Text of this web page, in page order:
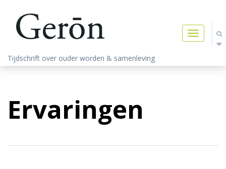
Toggle
navigation
Tijdschrift over ouder worden & samenleving
Ervaringen